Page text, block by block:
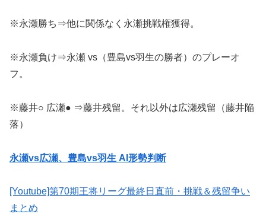
※永瀬勝ち⇒他に関係なく永瀬挑戦権獲得。
※永瀬負け⇒永瀬 vs（豊島vs羽生の勝者）のプレーオ
フ。
※藤井○ 広瀬● ⇒藤井残留。それ以外は広瀬残留（藤井陥
落）
永瀬vs広瀬、豊島vs羽生 AI形勢判断
[Youtube]第70期王将リーグ最終日直前・挑戦＆残留争い
まとめ